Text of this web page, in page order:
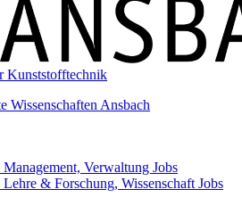
Kunststofftechnik
Wissenschaften Ansbach
Verwaltung Jobs
Lehre & Forschung, Wissenschaft Jobs